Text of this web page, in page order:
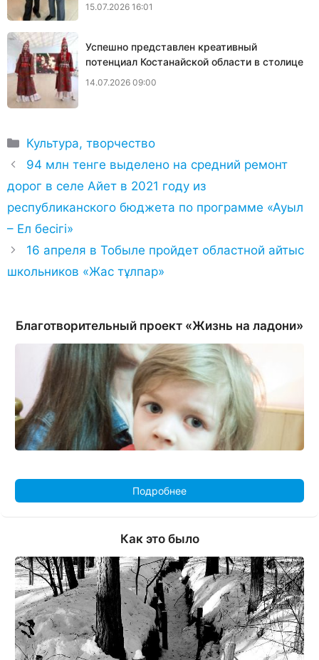
15.07.2026 16:01
Успешно представлен креативный
потенциал Костанайской области в столице
14.07.2026 09:00
Рубрики
Культура, творчество
94 млн тенге выделено на средний ремонт
дорог в селе Айет в 2021 году из
республиканского бюджета по программе «Ауыл
– Ел бесiгi»
16 апреля в Тобыле пройдет областной айтыс
школьников «Жас тұлпар»
Благотворительный проект «Жизнь на ладони»
Подробнее
Как это было